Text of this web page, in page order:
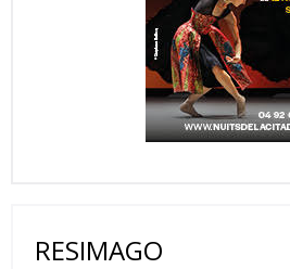
RESIMAGO